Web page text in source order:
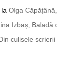
la Olga
Izbaș, Baladă
culisele